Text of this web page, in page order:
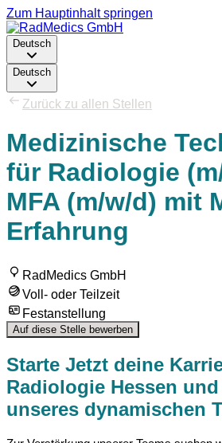
Zum Hauptinhalt springen
Deutsch
Deutsch
Zurück zu allen Stellen
Medizinische
für Radiologie
MFA (m/w/d) mit
Erfahrung
RadMedics GmbH
Voll- oder Teilzeit
Festanstellung
Auf diese Stelle bewerben
Starte Jetzt deine
Radiologie Hessen
unseres dynamischen